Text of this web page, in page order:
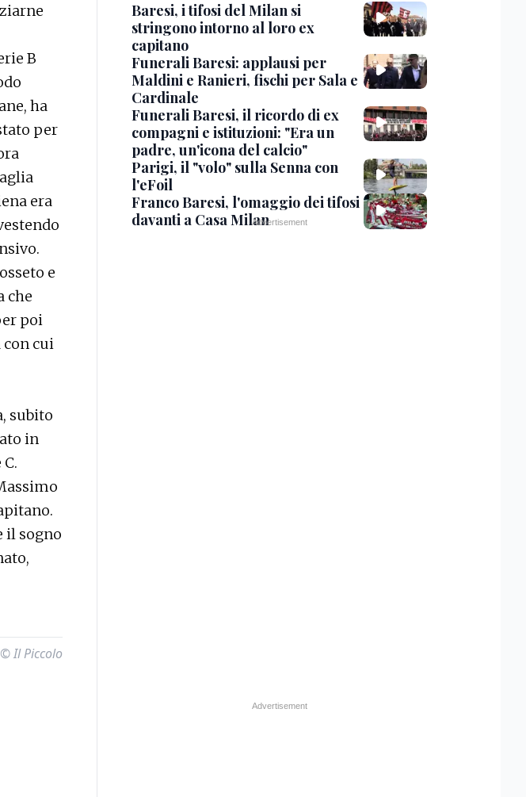
B
ha
per
era
e
che
poi
con cui
subito
in
il sogno
Il Piccolo
Baresi, i tifosi del Milan si
stringono intorno al loro ex
capitano
Funerali Baresi: applausi per
Maldini e Ranieri, fischi per Sala e
Cardinale
Funerali Baresi, il ricordo di ex
compagni e istituzioni: "Era un
padre, un'icona del calcio"
Parigi, il "volo" sulla Senna con
l'eFoil
Franco Baresi, l'omaggio dei tifosi
davanti a Casa Milan